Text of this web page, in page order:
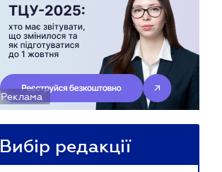
Реклама
Вибір редакції